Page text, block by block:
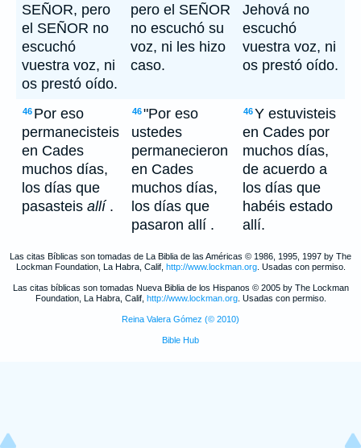
SEÑOR, pero
el SEÑOR no
escuchó
vuestra voz, ni
os prestó oído.
pero el SEÑOR
no escuchó su
voz, ni les hizo
caso.
Jehová no
escuchó
vuestra voz, ni
os prestó oído.
46 Por eso
permanecisteis
en Cades
muchos días,
los días que
pasasteis allí.
46"Por eso
ustedes
permanecieron
en Cades
muchos días,
los días que
pasaron allí .
46Y estuvisteis
en Cades por
muchos días,
de acuerdo a
los días que
habéis estado
allí.
Las citas Bíblicas son tomadas de La Biblia de las Américas © 1986, 1995, 1997 by The
Lockman Foundation, La Habra, Calif, http://www.lockman.org. Usadas con permiso.
Las citas bíblicas son tomadas Nueva Biblia de los Hispanos © 2005 by The Lockman
Foundation, La Habra, Calif, http://www.lockman.org. Usadas con permiso.
Reina Valera Gómez (© 2010)
Bible Hub